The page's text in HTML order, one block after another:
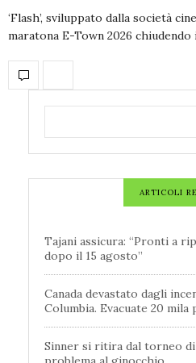
‘Flash’, sviluppato dalla società
maratona E-Town 2026 chiudendo
ARTICOLI
Tajani assicura: “Pronti a
dopo il 15 agosto”
Canada devastato dagli
Columbia. Evacuate 20 mila
Sinner si ritira dal torneo